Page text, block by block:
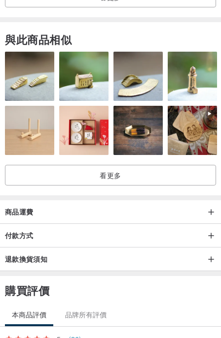
澳門約5工作天／台灣約7-12工作天
(數據只供參展，一切以郵局送達為準)
產地/製造方式
香港
與此商品相似
看更多
商品運費
付款方式
退款換貨須知
購買評價
本商品評價 品牌所有評價